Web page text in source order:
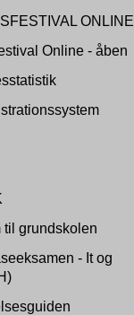
ONLINE
Online - åben
til grundskolen
- It og